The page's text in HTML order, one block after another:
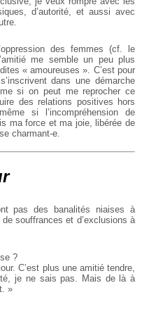
d’autorité, et aussi avec
des femmes (cf. le
me semble un peu plus
« amoureuses ». C’est pour
dans une démarche
si on peut me reprocher ce
des relations positives hors
si l’incompréhension de
ma force et ma joie, libérée de
charmant-e.
pas des banalités niaises à
souffrances et d’exclusions à
?
C’est plus une amitié tendre,
je ne sais pas. Mais de là à
»